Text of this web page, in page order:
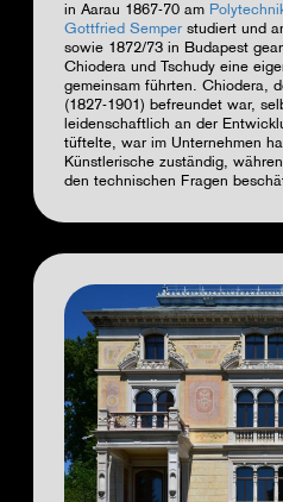
in Aarau 1867-70 am
Gottfried Semper studiert und
sowie 1872/73 in Budapest
Chiodera und Tschudy eine
gemeinsam führten. Chiodera,
(1827-1901) befreundet war,
leidenschaftlich an der
tüftelte, war im Unternehmen
Künstlerische zuständig,
den technischen Fragen